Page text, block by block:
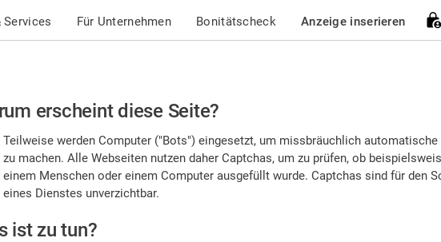
Services Für Unternehmen Bonitätscheck Anzeige inserieren
erscheint diese Seite?
Teilweise werden Computer ("Bots") eingesetzt, um missbräuchlich automatische
zu machen. Alle Webseiten nutzen daher Captchas, um zu prüfen, ob
einem Menschen oder einem Computer ausgefüllt wurde. Captchas sind für den
eines Dienstes unverzichtbar.
ist zu tun?